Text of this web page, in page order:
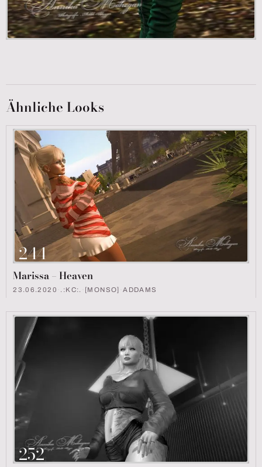
Ähnliche Looks
244
Marissa – Heaven
23.06.2020 .:KC:. [MONSO] ·ADDAMS
252